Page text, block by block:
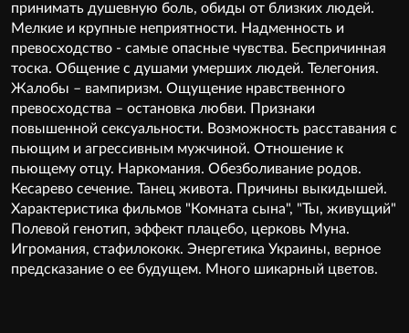
принимать душевную боль, обиды от близких людей.
Мелкие и крупные неприятности. Надменность и
превосходство - самые опасные чувства. Беспричинная
тоска. Общение с душами умерших людей. Телегония.
Жалобы – вампиризм. Ощущение нравственного
превосходства – остановка любви. Признаки
повышенной сексуальности. Возможность расставания с
пьющим и агрессивным мужчиной. Отношение к
пьющему отцу. Наркомания. Обезболивание родов.
Кесарево сечение. Танец живота. Причины выкидышей.
Характеристика фильмов "Комната сына", "Ты, живущий"
Полевой генотип, эффект плацебо, церковь Муна.
Игромания, стафилококк. Энергетика Украины, верное
предсказание о ее будущем. Много шикарный цветов.